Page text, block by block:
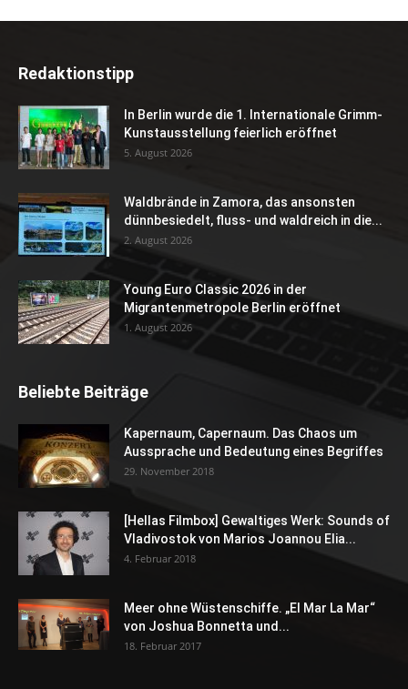
Redaktionstipp
In Berlin wurde die 1. Internationale Grimm-
Kunstausstellung feierlich eröffnet
5. August 2026
Waldbrände in Zamora, das ansonsten
dünnbesiedelt, fluss- und waldreich in die...
2. August 2026
Young Euro Classic 2026 in der
Migrantenmetropole Berlin eröffnet
1. August 2026
Beliebte Beiträge
Kapernaum, Capernaum. Das Chaos um
Aussprache und Bedeutung eines Begriffes
29. November 2018
[Hellas Filmbox] Gewaltiges Werk: Sounds of
Vladivostok von Marios Joannou Elia...
4. Februar 2018
Meer ohne Wüstenschiffe. „El Mar La Mar“
von Joshua Bonnetta und...
18. Februar 2017